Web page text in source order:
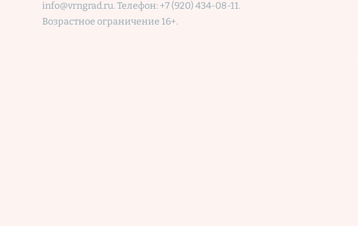
info@vrngrad.ru. Телефон: +7 (920) 434-08-11.
Возрастное ограничение 16+.